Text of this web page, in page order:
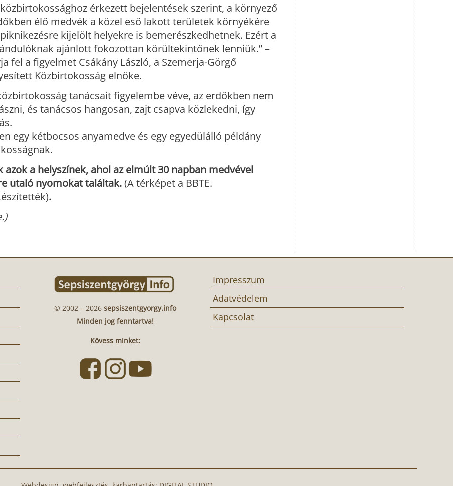
közbirtokossághoz érkezett bejelentések szerint, a környező
élő medvék a közel eső lakott területek környékére
kijelölt helyekre is bemerészkedhetnek. Ezért a
ajánlott fokozottan körültekintőnek lenniük.” –
fel a figyelmet Csákány László, a Szemerja-Görgő
Közbirtokosság elnöke.
tanácsait figyelembe véve, az erdőkben nem
és tanácsos hangosan, zajt csapva közlekedni, így
egy kétbocsos anyamedve és egy egyedülálló példány
a helyszínek, ahol az elmúlt 30 napban medvével
utaló nyomokat találtak.(A térképet a BBTE.
.
© 2002 – 2026 sepsiszentgyorgy.info
Minden jog fenntartva!
Kövess minket:
Impresszum
Adatvédelem
Kapcsolat